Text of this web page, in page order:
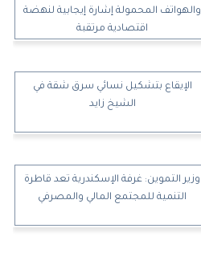
والهواتف المحمولة إشارة إيجابية لنهضة
اقتصادية مرتقبة
الإيقاع بتشكيل نسائي سرق شقة في
الشيخ زايد
وزير التموين: غرفة الإسكندرية تعد قاطرة
التنمية للمجتمع المالي والمصرفي